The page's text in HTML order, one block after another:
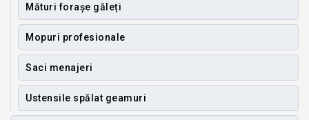
Mături forașe găleți
Mopuri profesionale
Saci menajeri
Ustensile spălat geamuri